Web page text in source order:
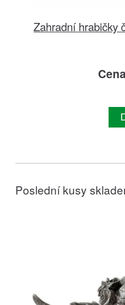
Zahradní hrabičky
Poslední kusy